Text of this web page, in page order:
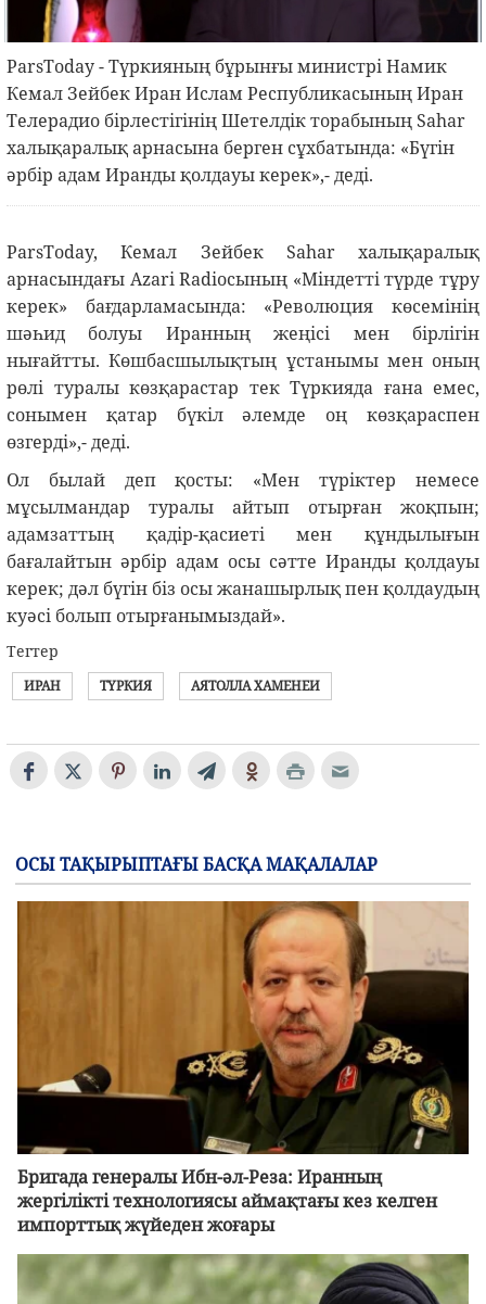
ParsToday - Түркияның бұрынғы министрі Намик
Кемал Зейбек Иран Ислам Республикасының Иран
Телерадио бірлестігінің Шетелдік торабының Sahar
халықаралық арнасына берген сұхбатында: «Бүгін
әрбір адам Иранды қолдауы керек»,- деді.
ParsToday, Кемал Зейбек Sahar халықаралық
арнасындағы Azari Radioсының «Міндетті түрде тұру
керек» бағдарламасында: «Революция көсемінің
шәһид болуы Иранның жеңісі мен бірлігін
нығайтты. Көшбасшылықтың ұстанымы мен оның
рөлі туралы көзқарастар тек Түркияда ғана емес,
сонымен қатар бүкіл әлемде оң көзқараспен
өзгерді»,- деді.
Ол былай деп қосты: «Мен түріктер немесе
мұсылмандар туралы айтып отырған жоқпын;
адамзаттың қадір-қасиеті мен құндылығын
бағалайтын әрбір адам осы сәтте Иранды қолдауы
керек; дәл бүгін біз осы жанашырлық пен қолдаудың
куәсі болып отырғанымыздай».
Тегтер
ИРАН ТҮРКИЯ АЯТОЛЛА ХАМЕНЕИ
ОСЫ ТАҚЫРЫПТАҒЫ БАСҚА МАҚАЛАЛАР
Бригада генералы Ибн-әл-Реза: Иранның
жергілікті технологиясы аймақтағы кез келген
импорттық жүйеден жоғары